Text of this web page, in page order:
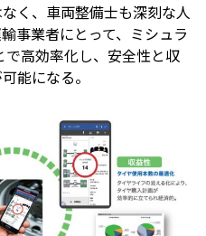
く、車両整備士も深刻な人
事業者にとって、ミシュラ
高効率化し、安全性と収
能になる。